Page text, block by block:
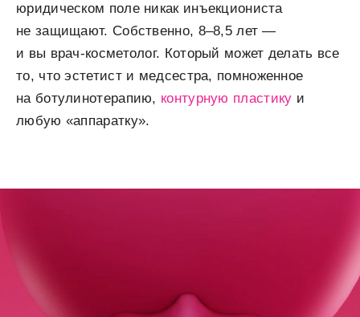
юридическом поле никак инъекциониста
не защищают. Собственно, 8–8,5 лет —
и вы врач-косметолог. Который может делать все
то, что эстетист и медсестра, помноженное
на ботулинотерапию, контурную пластику и
любую «аппаратку».